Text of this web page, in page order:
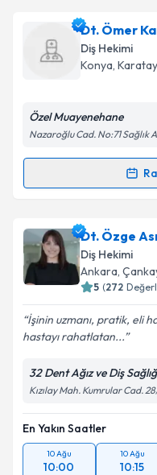
Dt. Sare Erdem
Size bu uzmandan
hazırlandığında e-
Kişisel
Metni'ni
Dt. Ömer
Diş Hekimi
Konya, Karatay
Özel Muayenehane
Nazaroğlu Cad. No:71 Sağlık
Randevu
Dt. Ömer Karakuş
oluşturun. Size bu
takvim
Kişisel
Metni'ni
kapsamda
Dt. Özge
Diş Hekimi
Ankara,
5 (272
İşinin uzmanı, pratik, eli
hastayı rahatlatan...
32 Dent Ağız ve Diş
Kızılay Mah. Kumrular Cad.
En Yakın Saatler
10 Ağu
10:00
10 Ağu
10:15